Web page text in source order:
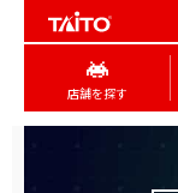
店舗を探す